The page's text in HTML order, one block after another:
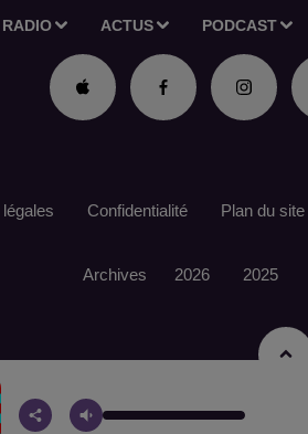
RADIO ACTUS PODCAST
Confidentialité Plan du site
Archives 2026 2025